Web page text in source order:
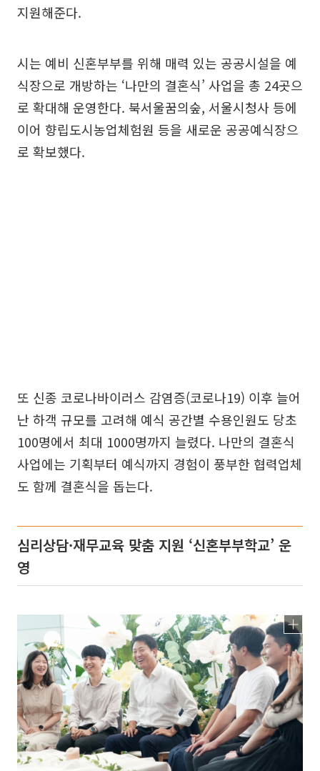
지원해준다.
시는 예비 신혼부부를 위해 매력 있는 공공시설을 예
식장으로 개방하는 ‘나만의 결혼식’ 사업을 총 24곳으
로 확대해 운영한다. 북서울꿈의숲, 서울시청사 등에
이어 향립도시농업체험원 등을 새로운 공공예식장으
로 확보했다.
또 신종 코로나바이러스 감염증(코로나19) 이후 늘어
난 하객 규모를 고려해 예식 공간별 수용인원도 당초
100명에서 최대 1000명까지 늘렸다. 나만의 결혼식
사업에는 기획부터 예식까지 경험이 풍부한 협력업체
도 함께 결혼식을 돕는다.
심리상담·재무교육 맞춤 지원 ‘신혼부부학교’ 운
영